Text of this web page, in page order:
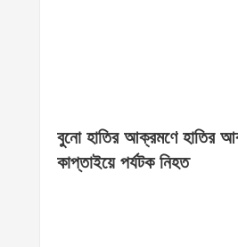
বুনো হাতির আক্রমণে হাতির
কাপ্তাইয়ে পর্যটক নিহত